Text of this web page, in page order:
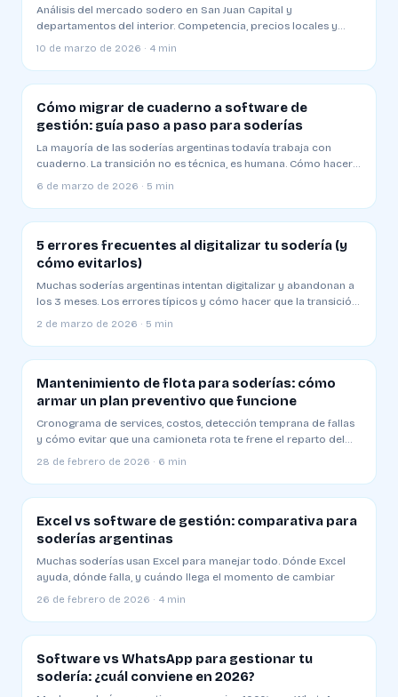
Análisis del mercado sodero en San Juan Capital y
departamentos del interior. Competencia, precios locales y
estrategias para operar en Cuyo
10 de marzo de 2026 · 4 min
Cómo migrar de cuaderno a software de
gestión: guía paso a paso para soderías
La mayoría de las soderías argentinas todavía trabaja con
cuaderno. La transición no es técnica, es humana. Cómo hacerla
sin resistencia
6 de marzo de 2026 · 5 min
5 errores frecuentes al digitalizar tu sodería (y
cómo evitarlos)
Muchas soderías argentinas intentan digitalizar y abandonan a
los 3 meses. Los errores típicos y cómo hacer que la transición
funcione
2 de marzo de 2026 · 5 min
Mantenimiento de flota para soderías: cómo
armar un plan preventivo que funcione
Cronograma de services, costos, detección temprana de fallas
y cómo evitar que una camioneta rota te frene el reparto del
28 de febrero de 2026 · 6 min
Excel vs software de gestión: comparativa para
soderías argentinas
Muchas soderías usan Excel para manejar todo. Dónde Excel
ayuda, dónde falla, y cuándo llega el momento de cambiar
26 de febrero de 2026 · 4 min
Software vs WhatsApp para gestionar tu
sodería: ¿cuál conviene en 2026?